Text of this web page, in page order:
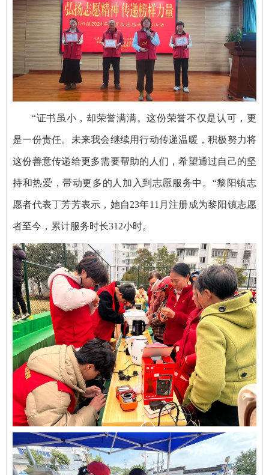
“证书虽小，却荣誉满满。这份荣誉不仅是认可，更
是一份责任。未来我会继续用行动传递温暖，积极努力将
这份善意传递给更多需要帮助的人们，希望通过自己的坚
持和热爱，带动更多的人加入到志愿服务中。“黎阳镇志
愿者代表丁芳芳表示，她自23年11月注册成为黎阳镇志愿
者至今，累计服务时长312小时。